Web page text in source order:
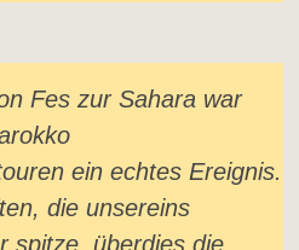
Fes zur Sahara war
ein echtes Ereignis.
die unsereins
spitze, überdies die